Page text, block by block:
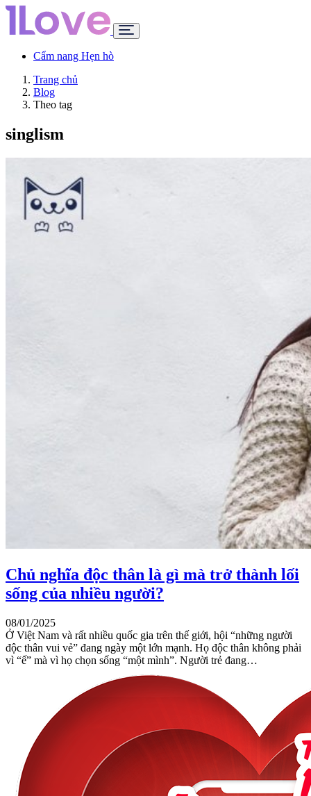
Cẩm nang Hẹn hò
Trang chủ
Blog
Theo tag
singlism
Chủ nghĩa độc thân là gì mà trở thành lối
sống của nhiều người?
08/01/2025
Ở Việt Nam và rất nhiều quốc gia trên thế giới, hội “những người
độc thân vui vẻ” đang ngày một lớn mạnh. Họ độc thân không phải
vì “ế” mà vì họ chọn sống “một mình”. Người trẻ đang…